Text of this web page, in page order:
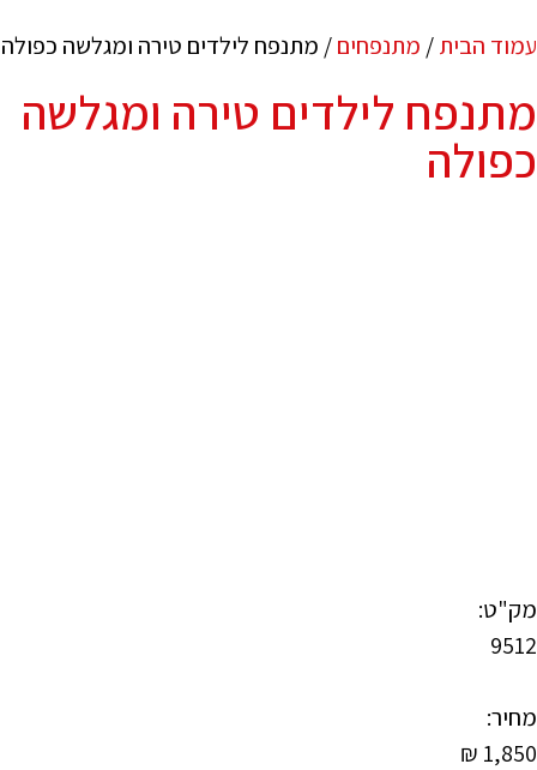
עמוד הבית/ מתנפחים/ מתנפח לילדים טירה ומגלשה כפולה
מתנפח לילדים טירה ומגלשה
כפולה
מק"ט:
9512
מחיר:
₪ 1,850